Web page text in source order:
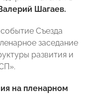
Шагаев.
Съезда
заседание
развития и
на пленарном